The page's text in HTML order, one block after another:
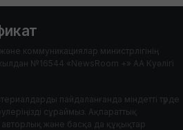
коммуникациялар министрлігінің
№16544 «NewsRoom +» АА Куәлігі
пайдаланғанда міндетті түрде
сұраймыз. Ақпараттық
және басқа да құқықтар